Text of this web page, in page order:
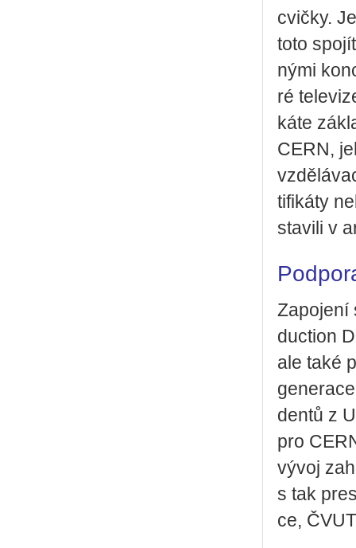
cvič­ky.
toto
ný­mi
ré
ká­te
CERN,
ti­fi­ká­ty
sta­vi­li v
Za­po­je­ní
ducti­on
ale také
den­tů z
pro
vývoj
s tak
ce,